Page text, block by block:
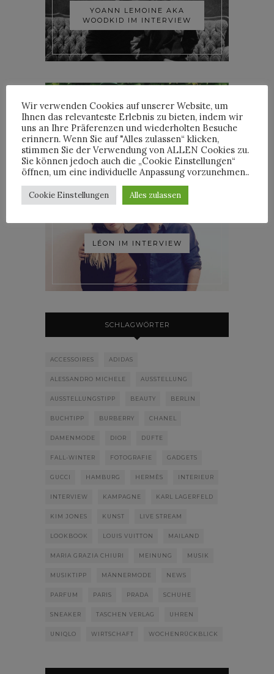
YOANN LEMOINE AKA
WOODKID IM INTERVIEW
ROOSEVELT IM INTERVIEW
LÉON IM INTERVIEW
SCHLAGWÖRTER
ACCESSOIRES ADIDAS
ALESSANDRO MICHELE AUSSTELLUNG
AUSSTELLUNGSTIPP BEAUTY BERLIN
BUCHTIPP BURBERRY CHANEL
DAMENMODE DIOR DÜFTE
FALL-WINTER FOTOGRAFIE GADGETS
GUCCI HAMBURG HERMÈS INTERIEUR
INTERVIEW KAMPAGNE KARL LAGERFELD
KIM JONES KUNST LIVE STREAM
LOOKBOOK LOUIS VUITTON MAILAND
MARIA GRAZIA CHIURI MEINUNG MUSIK
MUSIKTIPP MÄNNERMODE NEWS
PARFUM PARIS PRADA SCHUHE
SNEAKER TASCHEN VERLAG UHREN
UNIQLO WIRTSCHAFT WOCHENRÜCKBLICK
Wir verwenden Cookies auf unserer Website, um
Ihnen das relevanteste Erlebnis zu bieten, indem wir
uns an Ihre Präferenzen und wiederholten Besuche
erinnern. Wenn Sie auf "Alles zulassen“ klicken,
stimmen Sie der Verwendung von ALLEN Cookies zu.
Sie können jedoch auch die „Cookie Einstellungen“
öffnen, um eine individuelle Anpassung vorzunehmen..
Cookie Einstellungen Alles zulassen